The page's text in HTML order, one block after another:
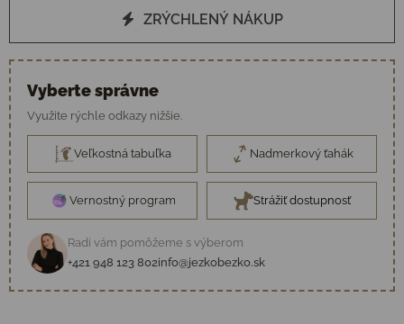
ZRÝCHLENÝ NÁKUP
Vyberte správne
Využite rýchle odkazy nižšie.
Veľkostná tabuľka Nadmerkový ťahák
Vernostný program Strážiť dostupnosť
Radi vám pomôžeme s výberom
+421 948 123 802info@jezkobezko.sk